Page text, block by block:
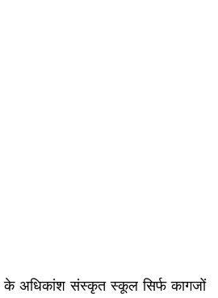
के अधिकांश संस्कृत स्कूल सिर्फ कागजों